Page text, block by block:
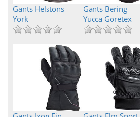
Gants Helstons
York
Gants Bering
Yucca Goretex